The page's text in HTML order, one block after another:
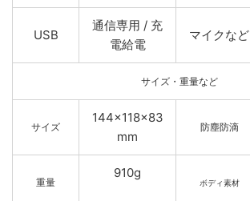
USB
通信専用 / 充
電給電
マイクなど
サイズ・重量など
サイズ
144×118×83
mm
防塵防滴
重量
910g
ボディ素材